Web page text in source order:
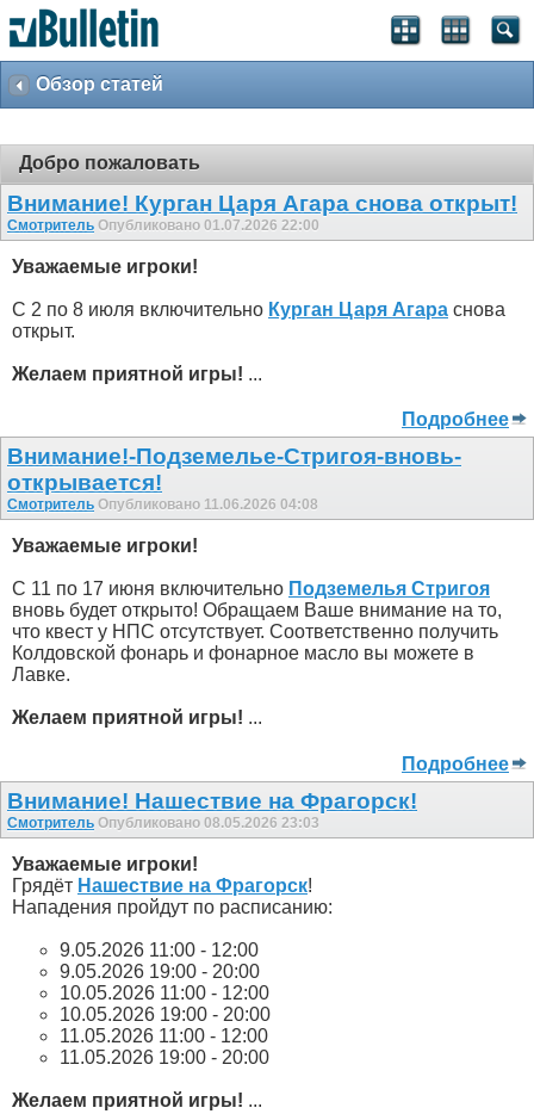
Обзор статей
Добро пожаловать
Внимание! Курган Царя Агара снова открыт!
Смотритель Опубликовано 01.07.2026 22:00
Уважаемые игроки!
С 2 по 8 июля включительно Курган Царя Агара снова
открыт.
Желаем приятной игры! ...
Подробнее
Внимание!-Подземелье-Стригоя-вновь-
открывается!
Смотритель Опубликовано 11.06.2026 04:08
Уважаемые игроки!
С 11 по 17 июня включительно Подземелья Стригоя
вновь будет открыто! Обращаем Ваше внимание на то,
что квест у НПС отсутствует. Соответственно получить
Колдовской фонарь и фонарное масло вы можете в
Лавке.
Желаем приятной игры! ...
Подробнее
Внимание! Нашествие на Фрагорск!
Смотритель Опубликовано 08.05.2026 23:03
Уважаемые игроки!
Грядёт Нашествие на Фрагорск!
Нападения пройдут по расписанию:
9.05.2026 11:00 - 12:00
9.05.2026 19:00 - 20:00
10.05.2026 11:00 - 12:00
10.05.2026 19:00 - 20:00
11.05.2026 11:00 - 12:00
11.05.2026 19:00 - 20:00
Желаем приятной игры! ...